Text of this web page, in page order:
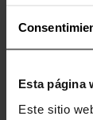
Esta página
Este sitio